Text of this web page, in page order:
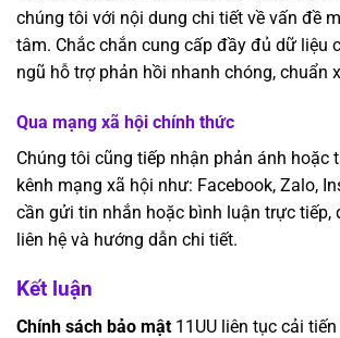
chúng tôi với nội dung chi tiết về vấn đề
tâm. Chắc chắn cung cấp đầy đủ dữ liệu
ngũ hỗ trợ phản hồi nhanh chóng, chuẩn
Qua mạng xã hội chính thức
Chúng tôi cũng tiếp nhận phản ánh hoặc
kênh mạng xã hội như: Facebook, Zalo,
cần gửi tin nhắn hoặc bình luận trực tiếp,
liên hệ và hướng dẫn chi tiết.
Kết luận
Chính sách bảo mật 11UU liên tục cải